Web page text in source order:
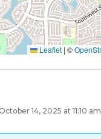
Leaflet | ©
14, 2025 at 11:10 am